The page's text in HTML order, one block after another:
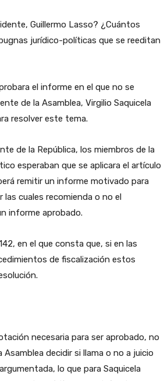
Guillermo Lasso? ¿Cuántos
jurídico-políticas que se reeditan
el informe en el que no se
de la Asamblea, Virgilio Saquicela
resolver este tema.
de la República, los miembros de la
esperaban que se aplicara el artículo
remitir un informe motivado para
cuales recomienda o no el
informe aprobado.
en el que consta que, si en las
de fiscalización estos
necesaria para ser aprobado, no
decidir si llama o no a juicio
lo que para Saquicela